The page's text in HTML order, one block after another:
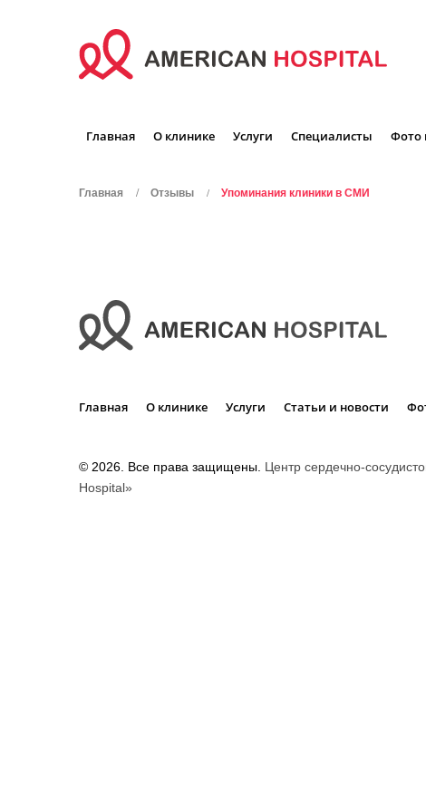
Главная О клинике Услуги Специалисты Фото
Главная Отзывы Упоминания клиники в СМИ
Главная О клинике Услуги Статьи и новости
© 2026 . Все права защищены. Центр сердечно-
Hospital»